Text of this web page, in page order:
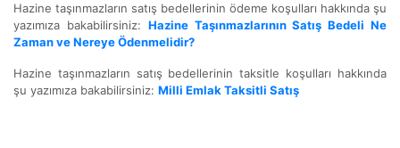
Hazine taşınmazların satış bedellerinin ödeme koşulları hakkında şu
yazımıza bakabilirsiniz: Hazine Taşınmazlarının Satış Bedeli Ne
Zaman ve Nereye Ödenmelidir?
Hazine taşınmazların satış bedellerinin taksitle koşulları hakkında
şu yazımıza bakabilirsiniz: Milli Emlak Taksitli Satış